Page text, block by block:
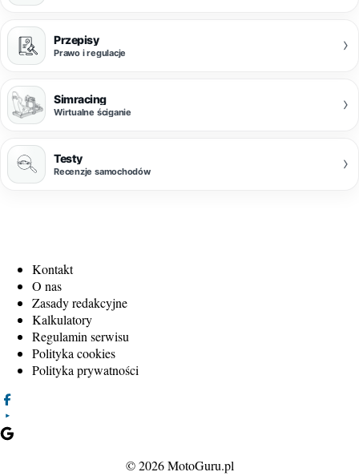
Przepisy
Prawo i regulacje ›
Simracing
Wirtualne ściganie ›
Testy
Recenzje samochodów ›
Kontakt
O nas
Zasady redakcyjne
Kalkulatory
Regulamin serwisu
Polityka cookies
Polityka prywatności
© 2026 MotoGuru.pl